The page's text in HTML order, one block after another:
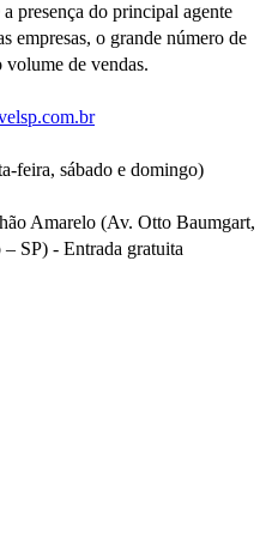
presença do principal agente
empresas, o grande número de
de vendas.
feira, sábado e domingo)
Amarelo (Av. Otto Baumgart,
SP) - Entrada gratuita